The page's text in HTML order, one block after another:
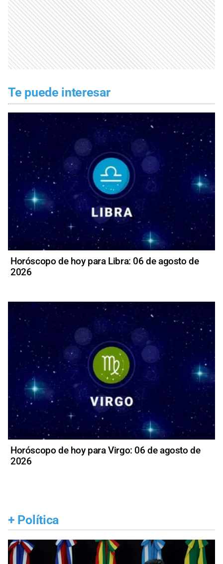
Te puede interesar
Horóscopo de hoy para Libra: 06 de agosto de
2026
Horóscopo de hoy para Virgo: 06 de agosto de
2026
+ Política